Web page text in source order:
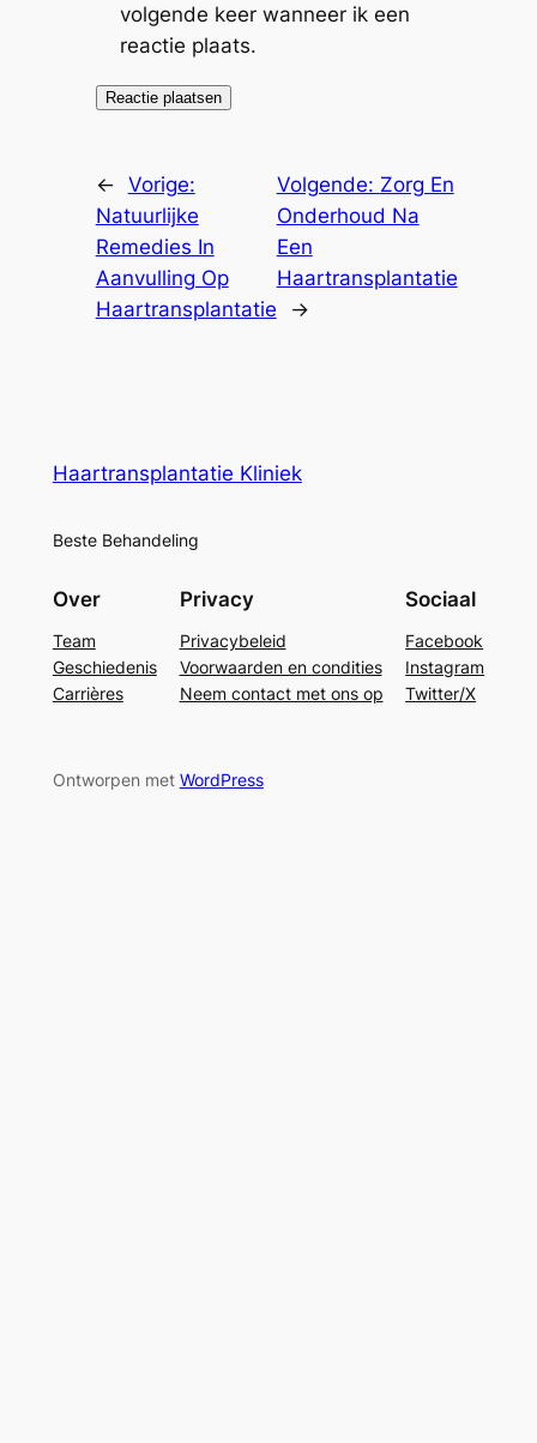
volgende keer wanneer ik een
reactie plaats.
← Vorige:
Natuurlijke
Remedies In
Aanvulling Op
Haartransplantatie
Volgende: Zorg En
Onderhoud Na
Een
Haartransplantatie
→
Haartransplantatie Kliniek
Beste Behandeling
Over
Team
Geschiedenis
Carrières
Privacy
Privacybeleid
Voorwaarden en condities
Neem contact met ons op
Sociaal
Facebook
Instagram
Twitter/X
Ontworpen met WordPress